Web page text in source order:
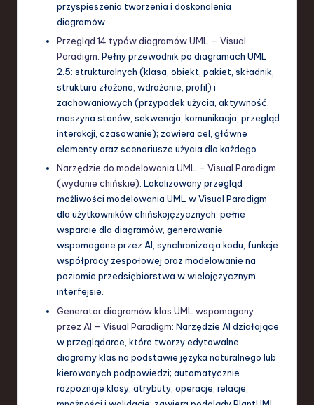
przyspieszenia tworzenia i doskonalenia
diagramów.
Przegląd 14 typów diagramów UML – Visual
Paradigm: Pełny przewodnik po diagramach UML
2.5: strukturalnych (klasa, obiekt, pakiet, składnik,
struktura złożona, wdrażanie, profil) i
zachowaniowych (przypadek użycia, aktywność,
maszyna stanów, sekwencja, komunikacja, przegląd
interakcji, czasowanie); zawiera cel, główne
elementy oraz scenariusze użycia dla każdego.
Narzędzie do modelowania UML – Visual Paradigm
(wydanie chińskie): Lokalizowany przegląd
możliwości modelowania UML w Visual Paradigm
dla użytkowników chińskojęzycznych: pełne
wsparcie dla diagramów, generowanie
wspomagane przez AI, synchronizacja kodu, funkcje
współpracy zespołowej oraz modelowanie na
poziomie przedsiębiorstwa w wielojęzycznym
interfejsie.
Generator diagramów klas UML wspomagany
przez AI – Visual Paradigm: Narzędzie AI działające
w przeglądarce, które tworzy edytowalne
diagramy klas na podstawie języka naturalnego lub
kierowanych podpowiedzi; automatycznie
rozpoznaje klasy, atrybuty, operacje, relacje,